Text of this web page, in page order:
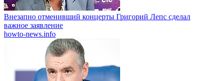
Внезапно отменивший концерты Григорий Лепс сделал
важное заявление
howto-news.info